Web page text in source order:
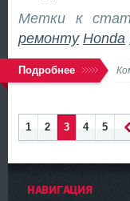
Метки к
ремонту Honda
Подробнее
1 2 3 4
5
НАВИГАЦИЯ